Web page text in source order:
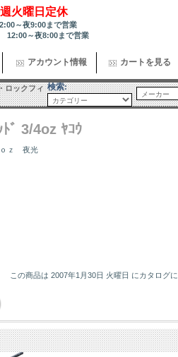
火曜日定休
～夜9:00まで営業
12:00～夜8:00まで営業
アカウント情報 カートを見る
ロックフィ 検索:
ﾄﾞ 3/4oz ﾔｺｳ
ｏｚ 夜光
この商品は 2007年1月30日 火曜日 にカタログに